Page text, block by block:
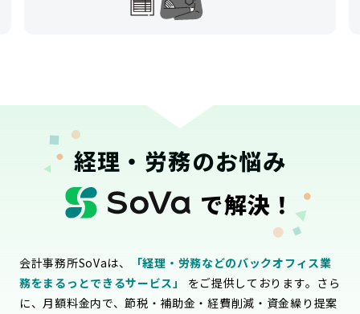
経理・労務のお悩み
で解決！
会計事務所SoVaは、
「経理・労務などのバックオフィス業
務をまるっとできるサービス」
をご提供しております。さら
に、月額料金内で、節税・補助金・経費削減・資金繰り提案